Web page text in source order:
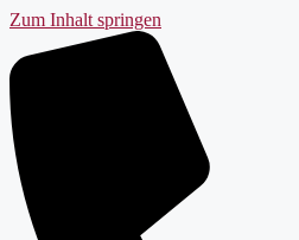
Zum Inhalt springen